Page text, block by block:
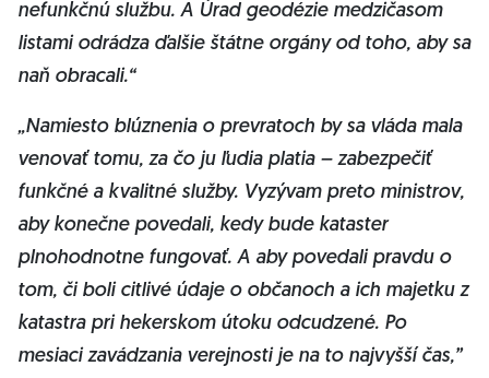
nefunkčnú službu. A Úrad geodézie medzičasom
listami odrádza ďalšie štátne orgány od toho, aby sa
naň obracali.“
„Namiesto blúznenia o prevratoch by sa vláda mala
venovať tomu, za čo ju ľudia platia – zabezpečiť
funkčné a kvalitné služby. Vyzývam preto ministrov,
aby konečne povedali, kedy bude kataster
plnohodnotne fungovať. A aby povedali pravdu o
tom, či boli citlivé údaje o občanoch a ich majetku z
katastra pri hekerskom útoku odcudzené. Po
mesiaci zavádzania verejnosti je na to najvyšší čas,”